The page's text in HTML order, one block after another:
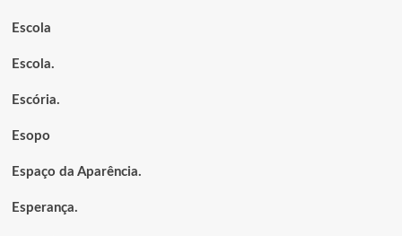
Escola
Escola.
Escória.
Esopo
Espaço da Aparência.
Esperança.